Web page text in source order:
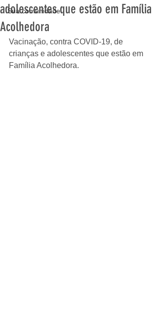
Sua comunidade
adolescentes que estão em Família
Acolhedora
Vacinação, contra COVID-19, de
crianças e adolescentes que estão em
Família Acolhedora.